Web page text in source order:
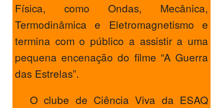
Física, como Ondas, Mecânica,
Termodinâmica e Eletromagnetismo e
termina com o público a assistir a uma
pequena encenação do filme “A Guerra
das Estrelas”.
O clube de Ciência Viva da ESAQ